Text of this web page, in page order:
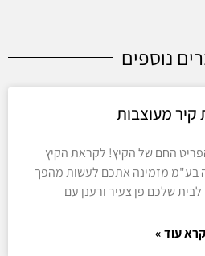
נוספים
קיר מעוצבות
החם של הקיץ! לקראת הקיץ
בע"מ מזמינה אתכם לעשות מהפך
שלכם פן צעיר ורענן עם
קרא עוד »